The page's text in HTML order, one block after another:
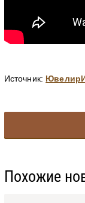
Источник:
Похожие